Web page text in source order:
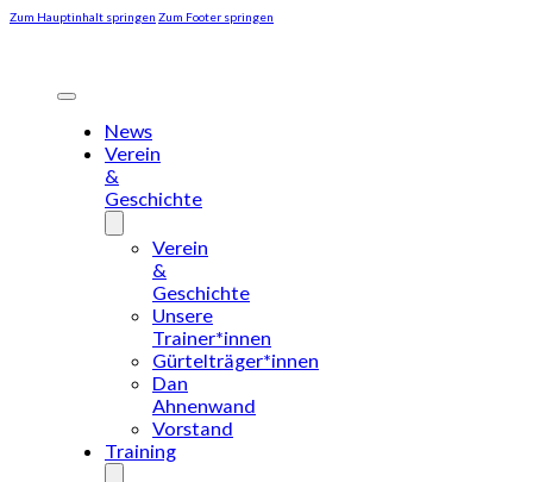
Zum Hauptinhalt springen Zum Footer springen
News
Verein
&
Geschichte
Verein
&
Geschichte
Unsere
Trainer*innen
Gürtelträger*innen
Dan
Ahnenwand
Vorstand
Training